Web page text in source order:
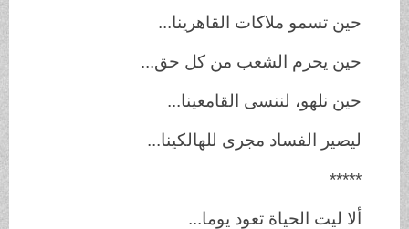
حين تسمو ملاكات القاهرينا...
حين يحرم الشعب من كل حق...
حين نلهو، لننسى القامعينا...
ليصير الفساد مجرى للهالكينا...
*****
ألا ليت الحياة تعود يوما...